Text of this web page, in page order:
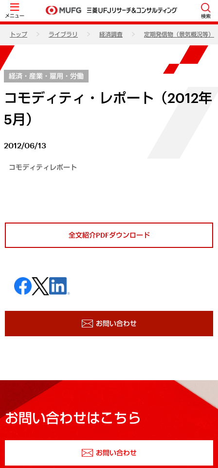
メニュー 検索
トップ ライブラリ 経済調査 定期発信物（景気概況等）
経済・産業・雇用・労働
コモディティ・レポート（2012年
5月）
2012/06/13
コモディティレポート
全文紹介PDFダウンロード
お問い合わせ
お問い合わせはこちら
お問い合わせ